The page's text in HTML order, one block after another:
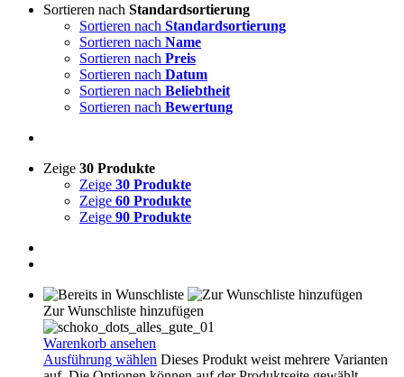
Sortieren nach Standardsortierung
Sortieren nach Standardsortierung
Sortieren nach Name
Sortieren nach Preis
Sortieren nach Datum
Sortieren nach Beliebtheit
Sortieren nach Bewertung
Zeige 30 Produkte
Zeige 30 Produkte
Zeige 60 Produkte
Zeige 90 Produkte
Zur Wunschliste hinzufügen
Warenkorb ansehen
Ausführung wählen Dieses Produkt weist mehrere Varianten